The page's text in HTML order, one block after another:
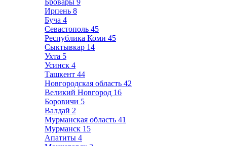
Бровары 9
Ирпень 8
Буча 4
Севастополь 45
Республика Коми 45
Сыктывкар 14
Ухта 5
Усинск 4
Ташкент 44
Новгородская область 42
Великий Новгород 16
Боровичи 5
Валдай 2
Мурманская область 41
Мурманск 15
Апатиты 4